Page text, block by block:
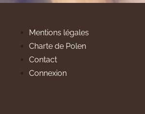
Mentions légales
Charte de Polen
Contact
Connexion